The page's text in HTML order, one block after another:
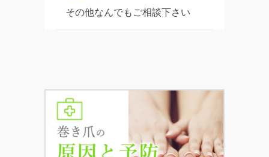
その他なんでもご相談下さい